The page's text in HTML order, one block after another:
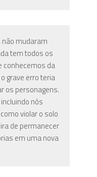
não mudaram
tem todos os
conhecemos da
grave erro teria
os personagens.
nós
violar o solo
de permanecer
em uma nova